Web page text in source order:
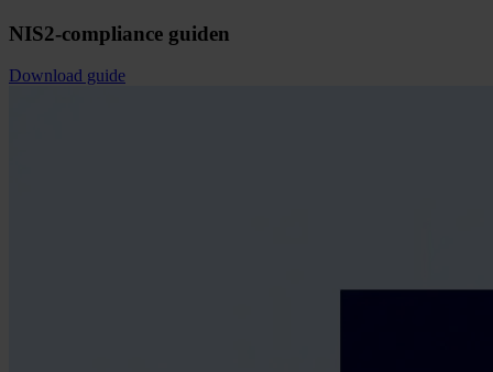
NIS2-compliance guiden
Download guide